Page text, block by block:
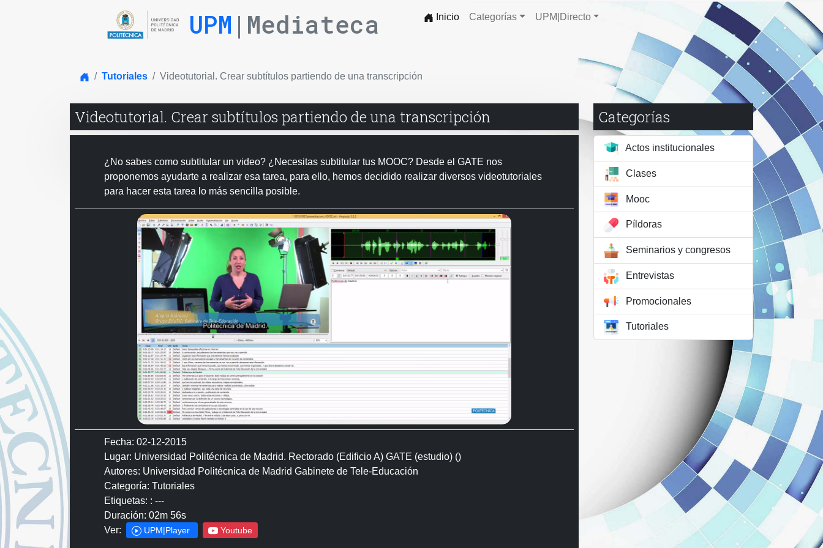
UPM |Mediateca Inicio Categorías UPM|Directo
Inicio
Tutoriales Videotutorial. Crear subtítulos partiendo de una transcripción
Videotutorial. Crear subtítulos partiendo de una transcripción
¿No sabes como subtitular un video? ¿Necesitas subtitular tus MOOC? Desde el GATE nos
proponemos ayudarte a realizar esa tarea, para ello, hemos decidido realizar diversos videotutoriales
para hacer esta tarea lo más sencilla posible.
Fecha: 02-12-2015
Lugar: Universidad Politécnica de Madrid. Rectorado (Edificio A) GATE (estudio) ()
Autores: Universidad Politécnica de Madrid Gabinete de Tele-Educación
Categoría: Tutoriales
Etiquetas: : ---
Duración: 02m 56s
Ver:
UPM|Player Youtube
Categorías
Actos institucionales
Clases
Mooc
Píldoras
Seminarios y congresos
Entrevistas
Promocionales
Tutoriales